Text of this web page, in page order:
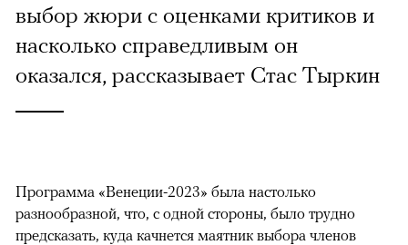
выбор жюри с оценками критиков и
насколько справедливым он
оказался, рассказывает Стас Тыркин
Программа «Венеции-2023» была настолько
разнообразной, что, с одной стороны, было трудно
предсказать, куда качнется маятник выбора членов